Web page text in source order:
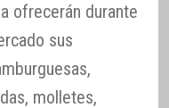
ofrecerán durante
sus
molletes,